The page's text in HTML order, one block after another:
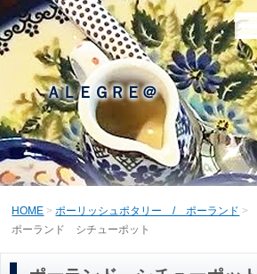
ＡＬＥＧＲＥ＠
HOME
ポーリッシュポタリー / ポーランド
ポーランド シチューポット